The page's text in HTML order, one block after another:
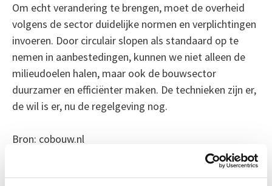
Om echt verandering te brengen, moet de overheid
volgens de sector duidelijke normen en verplichtingen
invoeren. Door circulair slopen als standaard op te
nemen in aanbestedingen, kunnen we niet alleen de
milieudoelen halen, maar ook de bouwsector
duurzamer en efficiënter maken. De technieken zijn er,
de wil is er, nu de regelgeving nog.
Bron: cobouw.nl
Boeiend verhaal? Duik dan eens